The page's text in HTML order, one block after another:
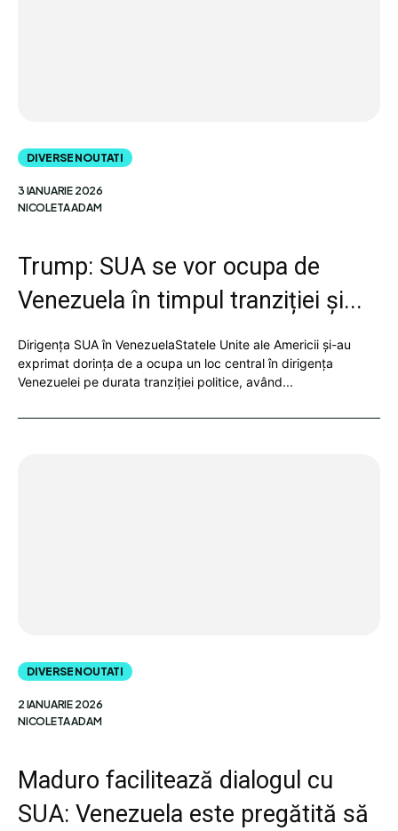
DIVERSE NOUTATI
3 IANUARIE 2026
NICOLETA ADAM
Trump: SUA se vor ocupa de
Venezuela în timpul tranziției și...
Dirigența SUA în VenezuelaStatele Unite ale Americii și-au
exprimat dorința de a ocupa un loc central în dirigența
Venezuelei pe durata tranziției politice, având...
DIVERSE NOUTATI
2 IANUARIE 2026
NICOLETA ADAM
Maduro facilitează dialogul cu
SUA: Venezuela este pregătită să